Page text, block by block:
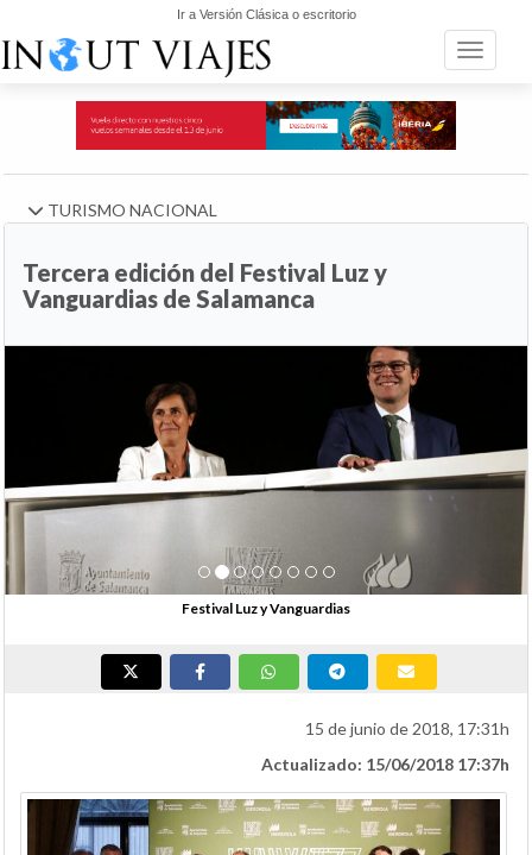
Ir a Versión Clásica o escritorio
Toggle
TURISMO NACIONAL
Tercera edición del Festival Luz y
Vanguardias de Salamanca
Festival Luz y Vanguardias
15 de junio de 2018, 17:31h
Actualizado: 15/06/2018 17:37h